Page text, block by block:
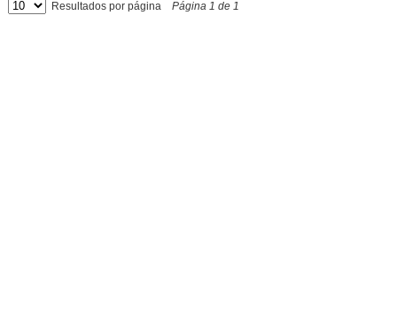
Resultados por página Página 1 de 1